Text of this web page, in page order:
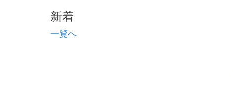
堀部古墳群
堀部第５遺跡
江田古墳
新着
一覧へ